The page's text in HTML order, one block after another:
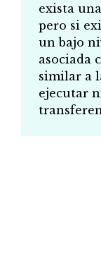
exista
pero si
un bajo
asociada
similar a
ejecutar